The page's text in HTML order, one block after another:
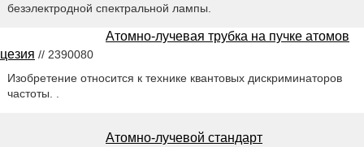
безэлектродной спектральной лампы.
Атомно-лучевая трубка на пучке атомов
цезия // 2390080
Изобретение относится к технике квантовых дискриминаторов
частоты. .
Атомно-лучевой стандарт